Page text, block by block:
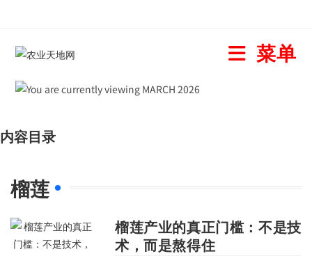
菜单
内容目录
榴莲
榴莲产业的真正门槛：不是技
术，而是熬得住